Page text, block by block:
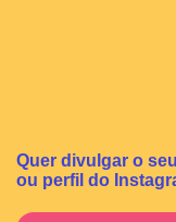
Quer divulgar o
ou perfil do